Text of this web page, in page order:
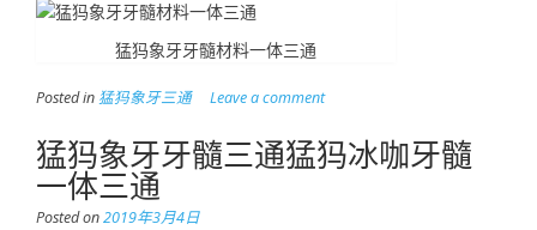
猛犸象牙牙髓材料一体三通
Posted in猛犸象牙三通 Leave a comment
猛犸象牙牙髓三通猛犸冰咖牙髓
一体三通
Posted on2019年3月4日